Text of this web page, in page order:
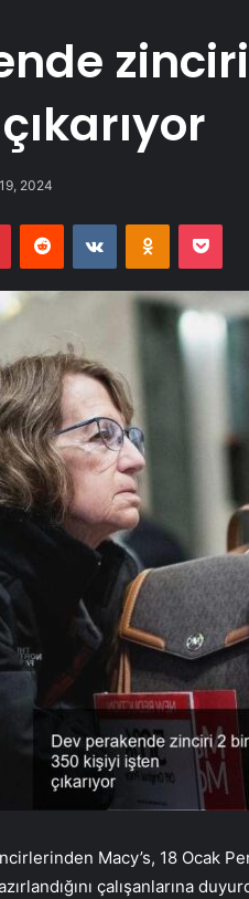
2024
PinterestReddit VKontakte
Macy’s, 18 Ocak
çalışanlarına